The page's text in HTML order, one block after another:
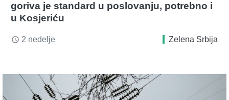
goriva je standard u poslovanju, potrebno i
u Kosjeriću
access_time 2 nedelje Zelena Srbija